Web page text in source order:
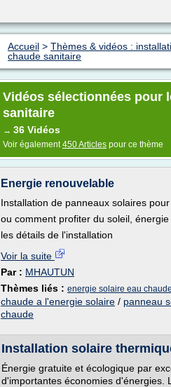
Accueil > Thèmes & vidéos :
chaude sanitaire
Vidéos sélectionnées pour
sanitaire
→ 36 Vidéos
Voir également450 Articles pour ce thème
Energie renouvelable
Installation de panneaux solaires
ou comment profiter du soleil,
les détails de l'installation
Voir la suite
Par : MHAUTUN
Thèmes liés : energie solaire eau
chaude a l'energie solaire / panneau
chaude
Installation solaire
Énergie gratuite et écologique par
d'importantes économies d'énergies.